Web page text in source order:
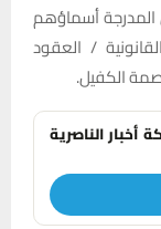
أسماؤهم
/ العقود
الكفيل.
أخبار الناصرية